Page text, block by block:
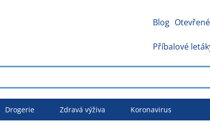
Blog
Příbalové
Drogerie Zdravá výživa Koronavirus